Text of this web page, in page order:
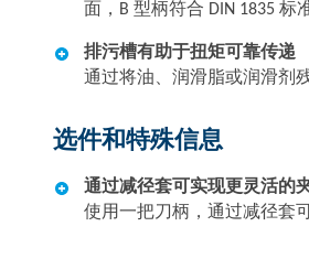
面，B 型柄符合 DIN 1835 标
排污槽有助于扭矩可靠传递
通过将油、润滑脂或润滑剂
选件和特殊信息
通过减径套可实现更灵活的
使用一把刀柄，通过减径套